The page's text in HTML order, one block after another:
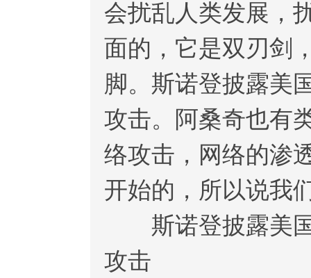
会扰乱人类发展，
面的，它是双刃剑
脚。斯诺登披露美
攻击。阿桑奇也有
络攻击，网络的渗
开始的，所以说我
斯诺登披露美国
攻击